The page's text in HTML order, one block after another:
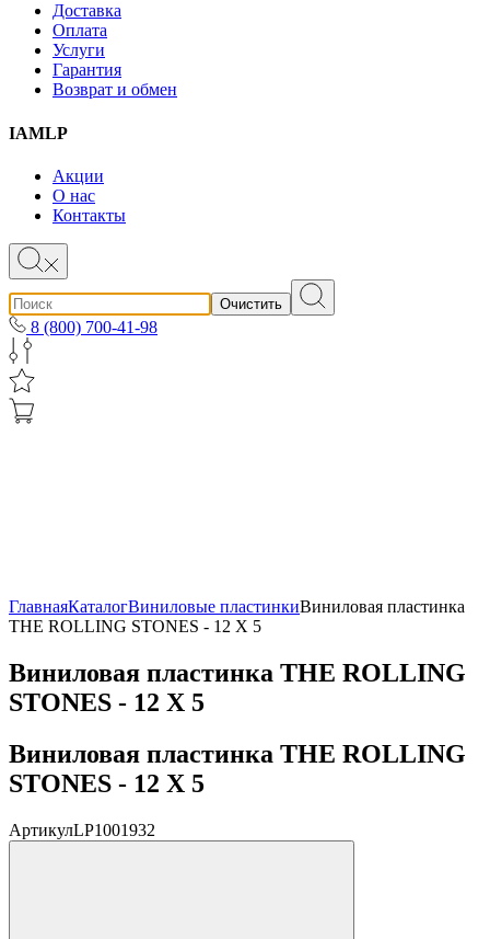
Доставка
Оплата
Услуги
Гарантия
Возврат и обмен
IAMLP
Акции
О нас
Контакты
Очистить
8 (800) 700-41-98
ГлавнаяКаталогВиниловые пластинкиВиниловая пластинка
THE ROLLING STONES - 12 X 5
Виниловая пластинка THE ROLLING
STONES - 12 X 5
Виниловая пластинка THE ROLLING
STONES - 12 X 5
АртикулLP1001932